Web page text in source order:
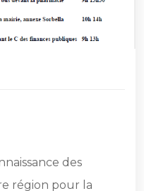
des
région pour la